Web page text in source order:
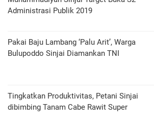
Administrasi Publik 2019
Pakai Baju Lambang ‘Palu Arit’, Warga
Bulupoddo Sinjai Diamankan TNI
Tingkatkan Produktivitas, Petani Sinjai
dibimbing Tanam Cabe Rawit Super